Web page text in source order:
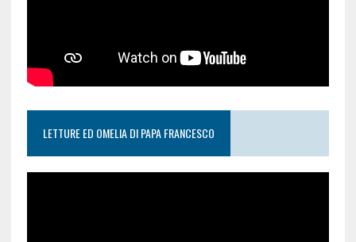
LETTURE ED OMELIA DI PAPA FRANCESCO